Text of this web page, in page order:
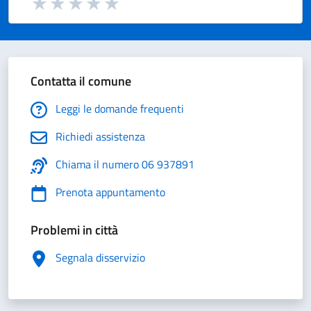
Valuta 5 stelle su 5
Valuta 4 stelle su 5
Valuta 3 stelle su 5
Valuta 2 stelle su 5
Valuta 1 stelle su 5
Contatta il comune
Leggi le domande frequenti
Richiedi assistenza
Chiama il numero 06 937891
Prenota appuntamento
Problemi in città
Segnala disservizio